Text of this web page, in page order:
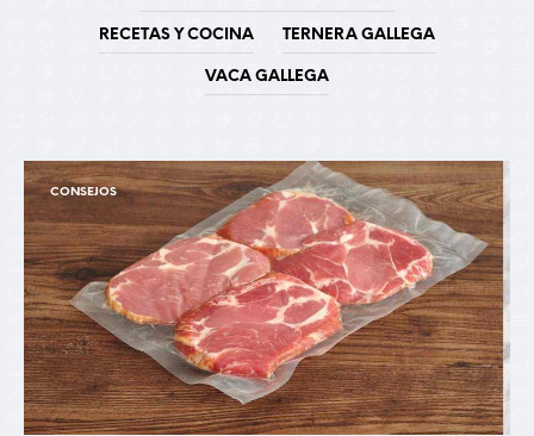
RECETAS Y COCINA TERNERA GALLEGA
VACA GALLEGA
CONSEJOS